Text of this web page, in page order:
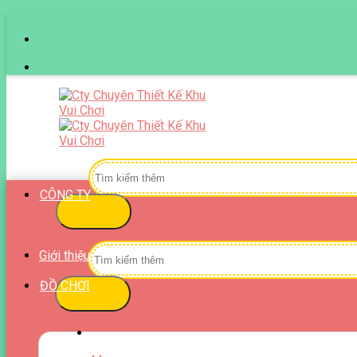
Tìm
kiếm:
Tìm
kiếm:
CÔNG TY
Giới thiệu
ĐỒ CHƠI